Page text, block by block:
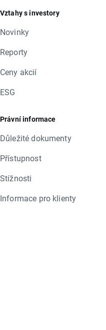
Vztahy s investory
Novinky
Reporty
Ceny akcií
ESG
Právní informace
Důležité dokumenty
Přístupnost
Stížnosti
Informace pro klienty